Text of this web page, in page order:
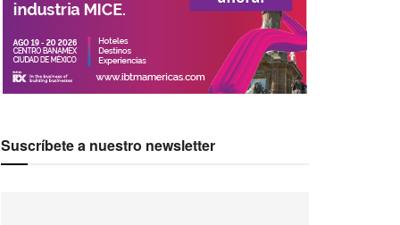
Suscríbete a nuestro newsletter